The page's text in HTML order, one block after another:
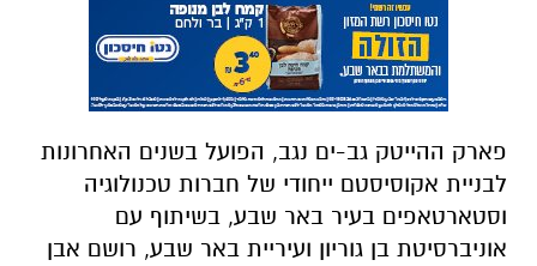
פארק ההייטק גב-ים נגב, הפועל בשנים האחרונות
לבניית אקוסיסטם ייחודי של חברות טכנולוגיה
וסטארטאפים בעיר באר שבע, בשיתוף עם
אוניברסיטת בן גוריון ועיריית באר שבע, רושם אבן